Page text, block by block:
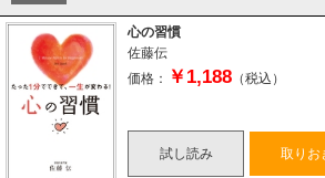
心の習慣
佐藤伝
価格：
￥1,188 （税込）
試し読み 取りお